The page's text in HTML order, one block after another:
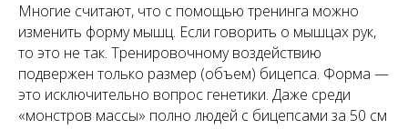
Многие считают, что с помощью тренинга можно
изменить форму мышц. Если говорить о мышцах рук,
то это не так. Тренировочному воздействию
подвержен только размер (объем) бицепса. Форма —
это исключительно вопрос генетики. Даже среди
«монстров массы» полно людей с бицепсами за 50 см